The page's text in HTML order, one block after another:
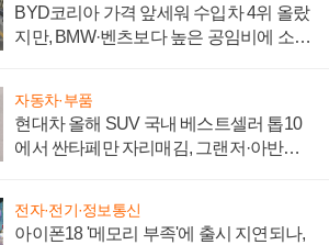
BYD코리아 가격 앞세워 수입차 4위 올랐
지만, BMW·벤츠보다 높은 공임비에 소비
자동차·부품
현대차 올해 SUV 국내 베스트셀러 톱10
에서 싼타페만 자리매김, 그랜저·아반떼
전자·전기·정보통신
아이폰18 '메모리 부족'에 출시 지연되나,